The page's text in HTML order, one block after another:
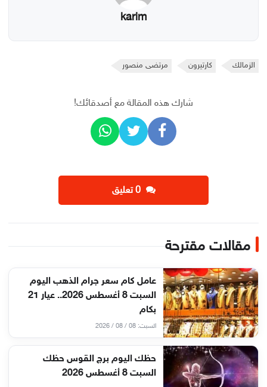
karim
الزمالك كارتيرون مرتضى منصور
شارك هذه المقالة مع أصدقائك!
‫0 تعليق
مقالات مقترحة
عامل كام سعر جرام الذهب اليوم
السبت 8 أغسطس 2026.. عيار 21
بكام
السبت: 08 / 08 / 2026
حظك اليوم برج القوس حظك
السبت 8 أغسطس 2026